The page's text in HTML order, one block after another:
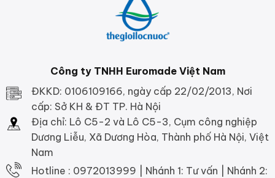
Công ty TNHH Euromade Việt Nam
ĐKKD: 0106109166, ngày cấp 22/02/2013, Nơi
cấp: Sở KH & ĐT TP. Hà Nội
Địa chỉ: Lô C5-2 và Lô C5-3, Cụm công nghiệp
Dương Liễu, Xã Dương Hòa, Thành phố Hà Nội, Việt
Nam
Hotline : 0972013999 | Nhánh 1: Tư vấn | Nhánh 2: